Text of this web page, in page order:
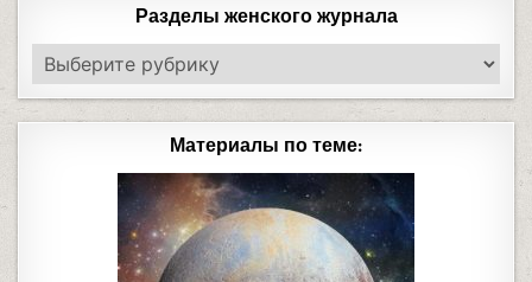
Разделы женского журнала
Материалы по теме: